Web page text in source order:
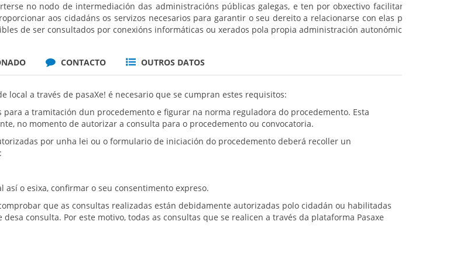
no nodo de intermediación das administracións públicas galegas, e ten por obxectivo facilitar a
aos cidadáns os servizos necesarios para garantir o seu dereito a relacionarse con elas por
de ser consultados por conexións informáticas ou xerados pola propia administración autonómica.
CONTACTO OUTROS DATOS
a través de pasaXe! é necesario que se cumpran estes requisitos:
a tramitación dun procedemento e figurar na norma reguladora do procedemento. Esta
no momento de autorizar a consulta para o procedemento ou convocatoria.
por unha lei ou o formulario de iniciación do procedemento deberá recoller un
o esixa, confirmar o seu consentimento expreso.
que as consultas realizadas están debidamente autorizadas polo cidadán ou habilitadas
consulta. Por este motivo, todas as consultas que se realicen a través da plataforma Pasaxe